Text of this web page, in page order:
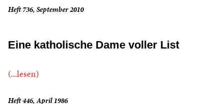
Heft 736, September 2010
Eine katholische Dame voller List
(...lesen)
Heft 446, April 1986